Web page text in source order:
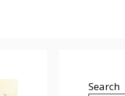
Search